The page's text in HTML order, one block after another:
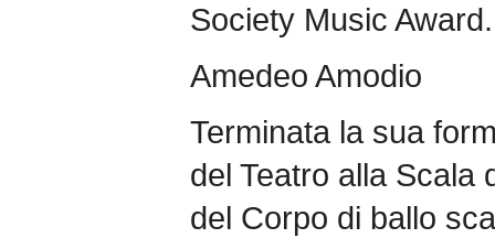
Society Music Award.
Amedeo Amodio
Terminata la sua
del Teatro alla Scala
del Corpo di ballo